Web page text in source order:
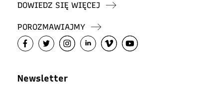
DOWIEDZ SIĘ WIĘCEJ
POROZMAWIAJMY
Newsletter